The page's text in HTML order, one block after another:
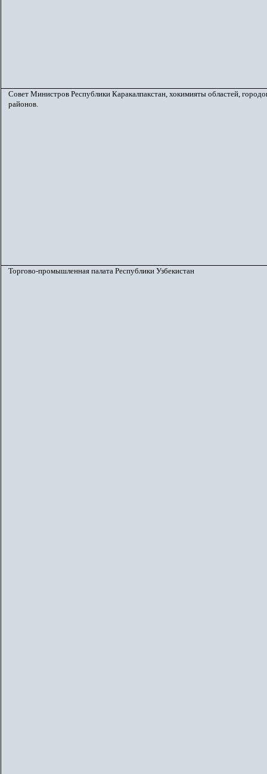
Совет Министров Республики Каракалпакстан, хокимияты областей,
районов.
Торгово-промышленная палата Республики Узбекистан